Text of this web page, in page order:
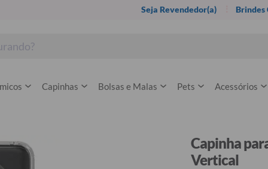
Seja Revendedor(a)
Capinhas Bolsas e Malas Pets Acessórios
Capinha
Vertical